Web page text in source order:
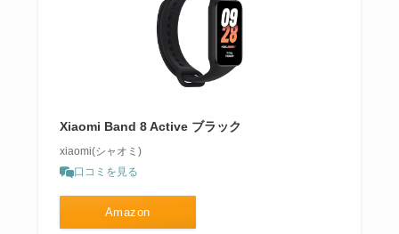
Xiaomi Band 8 Active ブラック
xiaomi(シャオミ)
口コミを見る
Amazon